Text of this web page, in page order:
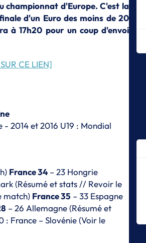
championnat d'Europe. C'est la
d'un Euro des moins de 20
à 17h20 pour un coup d'envoi
CE LIEN]
- 2014 et 2016 U19 : Mondial
) France 34 – 23 Hongrie
(Résumé et stats // Revoir le
match) France 35 – 33 Espagne
– 26 Allemagne (Résumé et
: France – Slovénie (Voir le